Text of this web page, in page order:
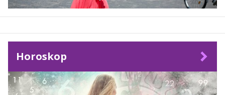
Horoskop